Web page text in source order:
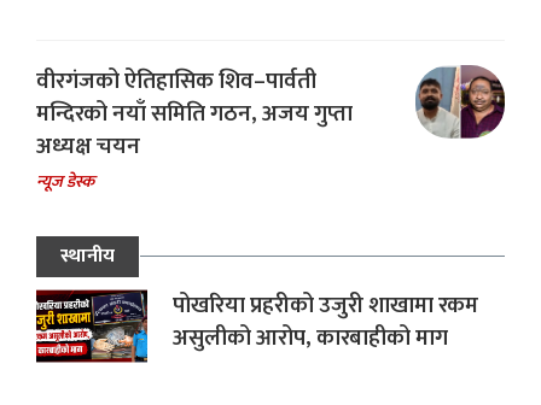
वीरगंजको ऐतिहासिक शिव–पार्वती
मन्दिरको नयाँ समिति गठन, अजय गुप्ता
अध्यक्ष चयन
न्यूज डेस्क
स्थानीय
पोखरिया प्रहरीको उजुरी शाखामा रकम
असुलीको आरोप, कारबाहीको माग